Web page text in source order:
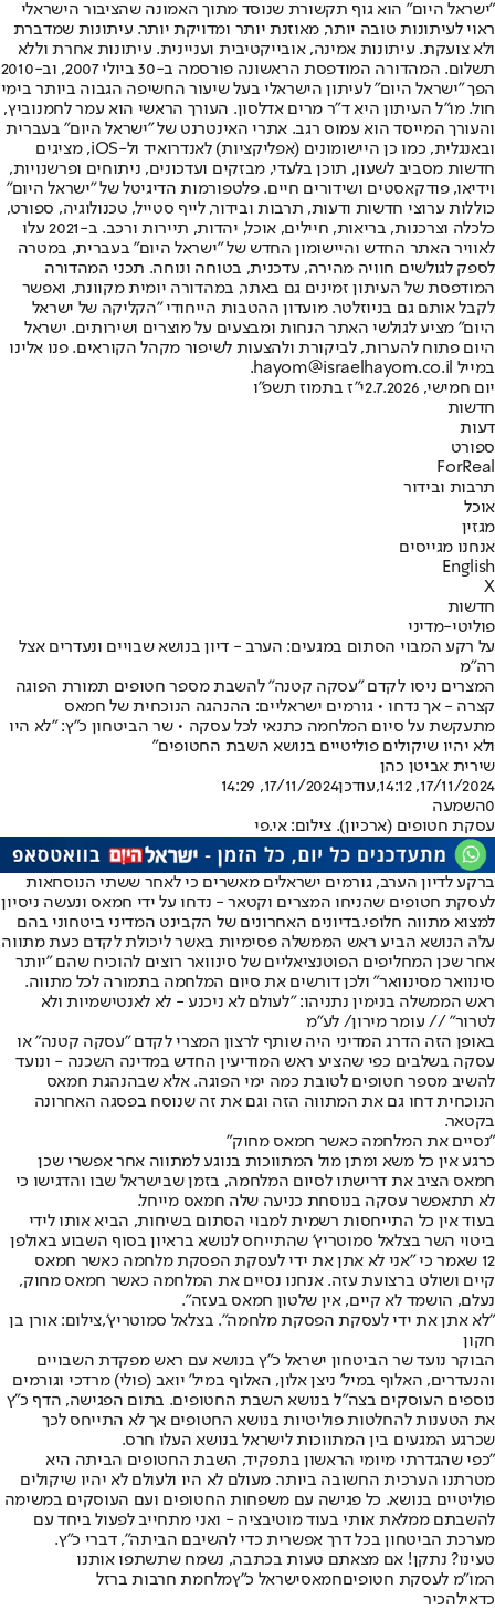
"ישראל היום" הוא גוף תקשורת שנוסד מתוך האמונה שהציבור הישראלי
ראוי לעיתונות טובה יותר, מאוזנת יותר ומדויקת יותר. עיתונות שמדברת
ולא צועקת. עיתונות אמינה, אובייקטיבית ועניינית. עיתונות אחרת וללא
תשלום. המהדורה המודפסת הראשונה פורסמה ב-30 ביולי 2007, וב-2010
הפך "ישראל היום" לעיתון הישראלי בעל שיעור החשיפה הגבוה ביותר בימי
חול. מו"ל העיתון היא ד"ר מרים אדלסון. העורך הראשי הוא עמר לחמנוביץ,
והעורך המייסד הוא עמוס רגב. אתרי האינטרנט של "ישראל היום" בעברית
ובאנגלית, כמו כן היישומונים (אפליקציות) לאנדרואיד ול-iOS, מציגים
חדשות מסביב לשעון, תוכן בלעדי, מבזקים ועדכונים, ניתוחים ופרשנויות,
וידיאו, פודקאסטים ושידורים חיים. פלטפורמות הדיגיטל של "ישראל היום"
כוללות ערוצי חדשות ודעות, תרבות ובידור, לייף סטייל, טכנולוגיה, ספורט,
כלכלה וצרכנות, בריאות, חיילים, אוכל, יהדות, תיירות ורכב. ב-2021 עלו
לאוויר האתר החדש והיישומון החדש של "ישראל היום" בעברית, במטרה
לספק לגולשים חוויה מהירה, עדכנית, בטוחה ונוחה. תכני המהדורה
המודפסת של העיתון זמינים גם באתר, במהדורה יומית מקוונת, ואפשר
לקבל אותם גם בניוזלטר. מועדון ההטבות הייחודי "הקליקה של ישראל
היום" מציע לגולשי האתר הנחות ומבצעים על מוצרים ושירותים. ישראל
היום פתוח להערות, לביקורת ולהצעות לשיפור מקהל הקוראים. פנו אלינו
במייל hayom@israelhayom.co.il.
יום חמישי, 2.7.2026
י"ז בתמוז תשפ"ו
חדשות
דעות
ספורט
ForReal
תרבות ובידור
אוכל
מגזין
אנחנו מגייסים
English
X
חדשות
פוליטי-מדיני
על רקע המבוי הסתום במגעים: הערב - דיון בנושא שבויים ונעדרים אצל
רה"מ
המצרים ניסו לקדם "עסקה קטנה" להשבת מספר חטופים תמורת הפוגה
קצרה - אך נדחו • גורמים ישראליים: ההנהגה הנוכחית של חמאס
מתעקשת על סיום המלחמה כתנאי לכל עסקה • שר הביטחון כ"ץ: "לא היו
ולא יהיו שיקולים פוליטיים בנושא השבת החטופים"
שירית אביטן כהן
17/11/2024, 14:12
,עודכן17/11/2024, 14:29
0השמעה
עסקת חטופים (ארכיון). צילום: אי.פי
ברקע לדיון הערב, גורמים ישראלים מאשרים כי לאחר ששתי הנוסחאות
לעסקת חטופים שהניחו המצרים וקטאר - נדחו על ידי חמאס ונעשה ניסיון
למצוא מתווה חלופי.בדיונים האחרונים של הקבינט המדיני ביטחוני בהם
עלה הנושא הביע ראש הממשלה פסימיות באשר ליכולת לקדם כעת מתווה
אחר שכן המחליפים הפוטנציאליים של סינוואר רוצים להוכיח שהם "יותר
סינוואר מסינוואר" ולכן דורשים את סיום המלחמה בתמורה לכל מתווה.
ראש הממשלה בנימין נתניהו: ״לעולם לא ניכנע - לא לאנטישמיות ולא
לטרור״ // עומר מירון/ לע״מ
באופן הזה הדרג המדיני היה שותף לרצון המצרי לקדם "עסקה קטנה" או
עסקה בשלבים כפי שהציע ראש המודיעין החדש במדינה השכנה - ונועד
להשיב מספר חטופים לטובת כמה ימי הפוגה. אלא שבהנהגת חמאס
הנוכחית דחו גם את המתווה הזה וגם את זה שנוסח בפסגה האחרונה
בקטאר.
"נסיים את המלחמה כאשר חמאס מחוק"
כרגע אין כל משא ומתן מול המתווכות בנוגע למתווה אחר אפשרי שכן
חמאס הציב את דרישתו לסיום המלחמה, בזמן שבישראל שבו והדגישו כי
לא תתאפשר עסקה בנוסחת כניעה שלה חמאס מייחל.
בעוד אין כל התייחסות רשמית למבוי הסתום בשיחות, הביא אותו לידי
ביטוי השר בצלאל סמוטריץ' שהתייחס לנושא בראיון בסוף השבוע באולפן
12 שאמר כי "אני לא אתן את ידי לעסקת הפסקת מלחמה כאשר חמאס
קיים ושולט ברצועת עזה. אנחנו נסיים את המלחמה כאשר חמאס מחוק,
נעלם, הושמד לא קיים, אין שלטון חמאס בעזה".
"לא אתן את ידי לעסקת הפסקת מלחמה". בצלאל סמוטריץ',צילום: אורן בן
חקון
הבוקר נועד שר הביטחון ישראל כ"ץ בנושא עם ראש מפקדת השבויים
והנעדרים, האלוף במיל' ניצן אלון, האלוף במיל' יואב (פולי) מרדכי וגורמים
נוספים העוסקים בצה"ל בנושא השבת החטופים. בתום הפגישה, הדף כ"ץ
את הטענות להחלטות פוליטיות בנושא החטופים אך לא התייחס לכך
שכרגע המגעים בין המתווכות לישראל בנושא העלו חרס.
"כפי שהגדרתי מיומי הראשון בתפקיד, השבת החטופים הביתה היא
מטרתנו הערכית החשובה ביותר. מעולם לא היו ולעולם לא יהיו שיקולים
פוליטיים בנושא. כל פגישה עם משפחות החטופים ועם העוסקים במשימה
להשבתם ממלאת אותי בעוד מוטיבציה - ואני מתחייב לפעול ביחד עם
מערכת הביטחון בכל דרך אפשרית כדי להשיבם הביתה", דברי כ"ץ.
טעינו? נתקן! אם מצאתם טעות בכתבה, נשמח שתשתפו אותנו
המו"מ לעסקת חטופיםחמאסישראל כ"ץמלחמת חרבות ברזל
כדאילהכיר